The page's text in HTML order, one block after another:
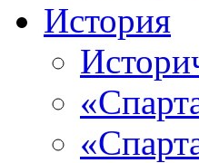
История